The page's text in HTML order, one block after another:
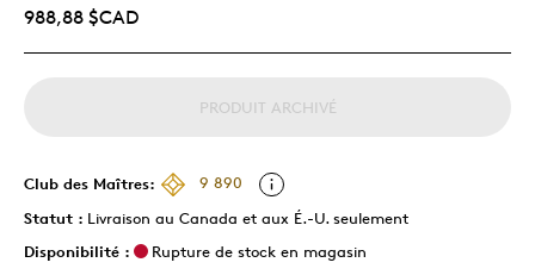
988,88 $CAD
PRODUIT ARCHIVÉ
Club des Maîtres:
9 890
Statut : Livraison au Canada et aux É.-U. seulement
Disponibilité :
Rupture de stock en magasin